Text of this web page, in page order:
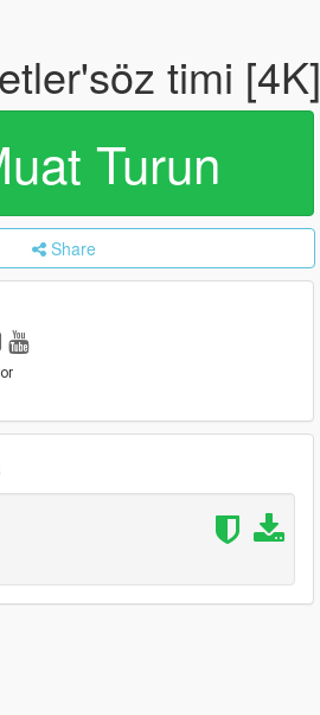
timi [4K]
Turun
Share